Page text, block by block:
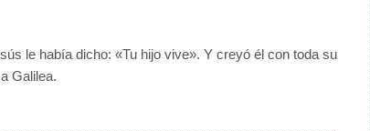
le había dicho: «Tu hijo vive». Y creyó él con toda su
Galilea.